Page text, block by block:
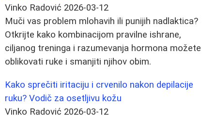
Vinko Radović 2026-03-12
Muči vas problem mlohavih ili punijih nadlaktica?
Otkrijte kako kombinacijom pravilne ishrane,
ciljanog treninga i razumevanja hormona možete
oblikovati ruke i smanjiti njihov obim.
Kako sprečiti iritaciju i crvenilo nakon depilacije
ruku? Vodič za osetljivu kožu
Vinko Radović 2026-03-12